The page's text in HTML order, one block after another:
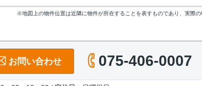
※地図上の物件位置は近隣に物件が所在することを表すものであり、実際の
お問い合わせ 075-406-0007